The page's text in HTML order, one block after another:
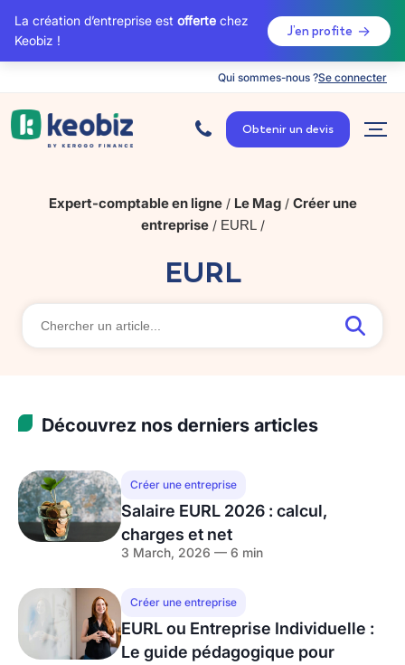
La création d’entreprise est offerte chez
Keobiz !
J’en profite
Qui sommes-nous ?Se connecter
c
c
u
Obtenir un devis
Expert-comptable en ligne/ Le Mag/ Créer une
entreprise/ EURL/
EURL
Découvrez nos derniers articles
Créer une entreprise
Salaire EURL 2026 : calcul,
charges et net
3 March, 2026 — 6 min
Créer une entreprise
EURL ou Entreprise Individuelle :
Le guide pédagogique pour